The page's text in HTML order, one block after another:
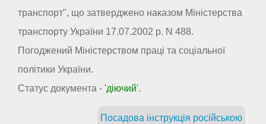
транспорт", що затверджено наказом Міністерства
транспорту України 17.07.2002 р. N 488.
Погоджений Міністерством праці та соціальної
політики України.
Статус документа - 'діючий'.
Посадова інструкція російською